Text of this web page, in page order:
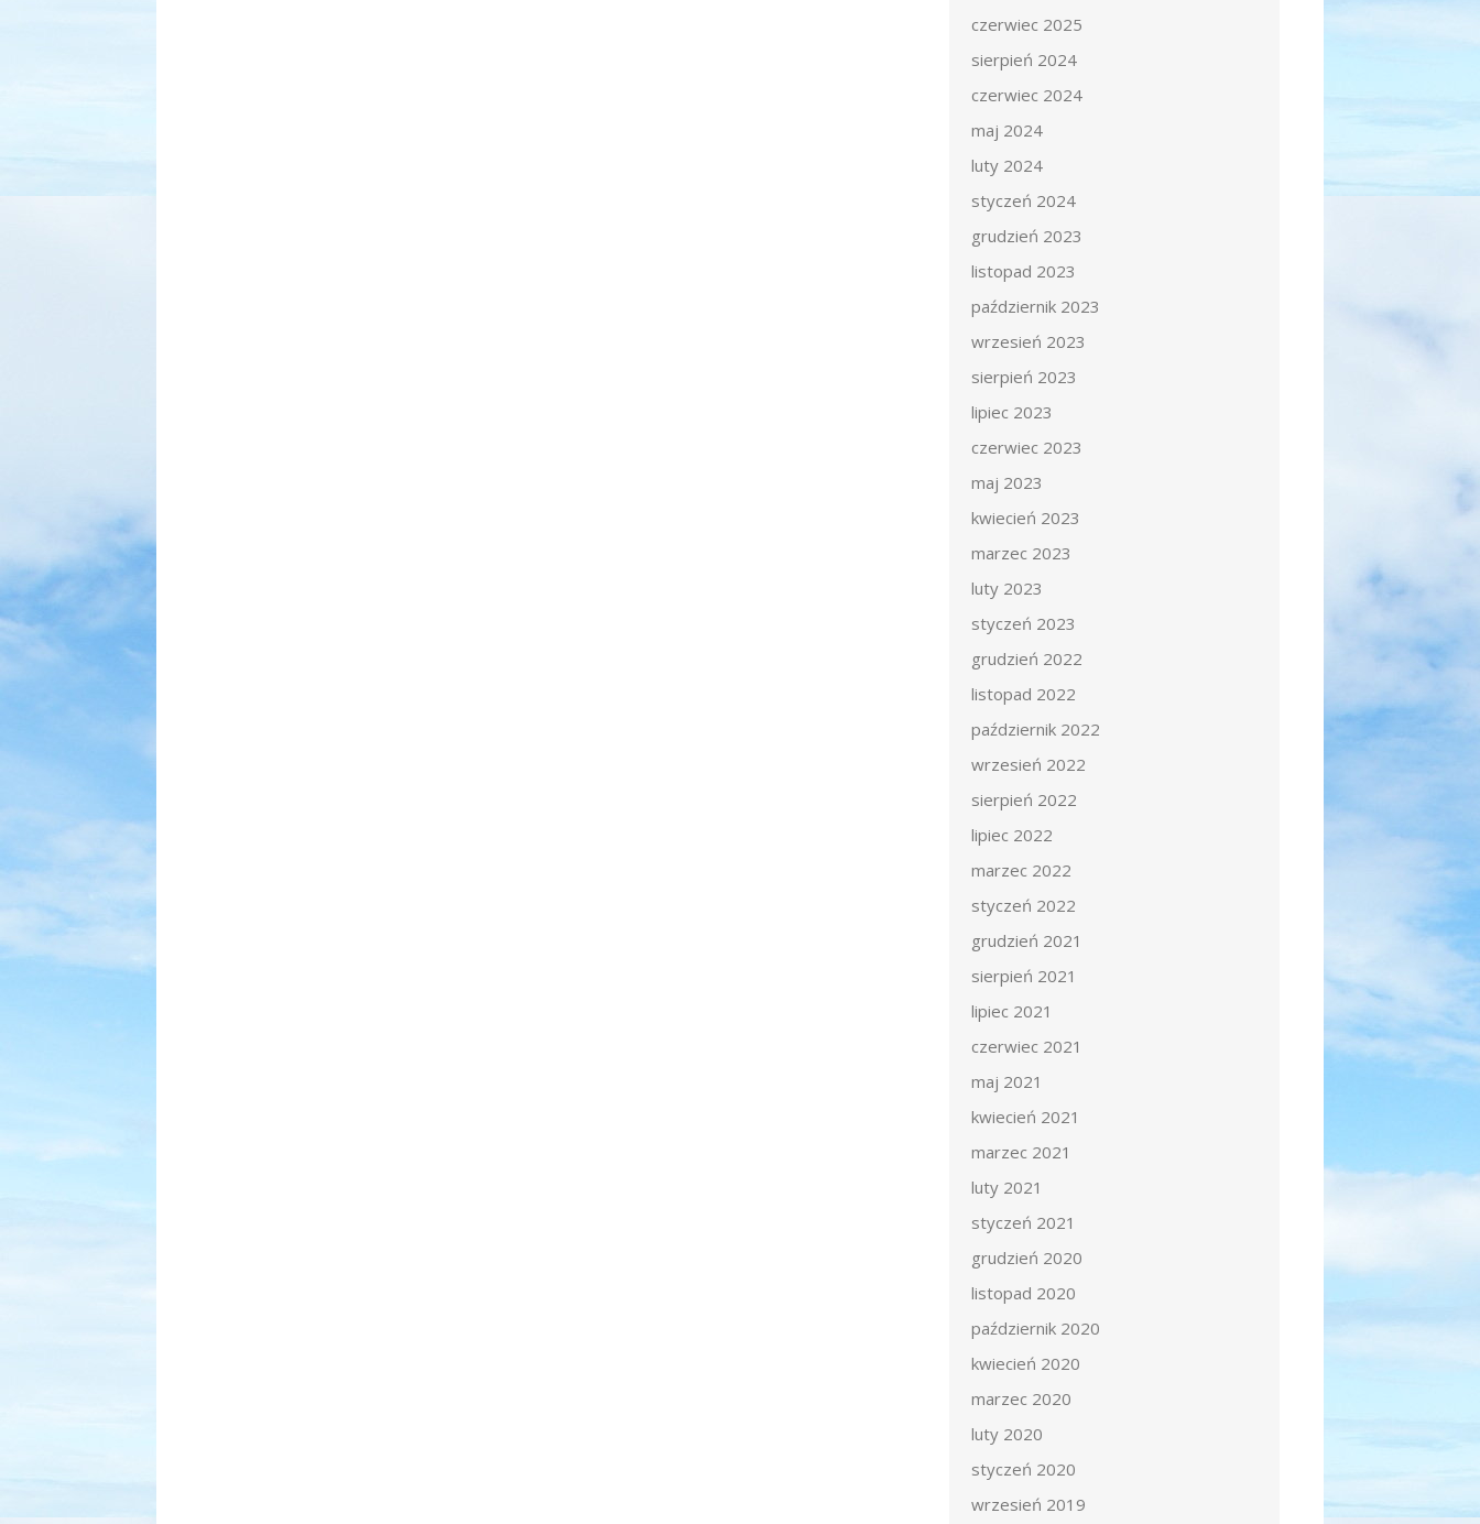
czerwiec 2025
sierpień 2024
czerwiec 2024
maj 2024
luty 2024
styczeń 2024
grudzień 2023
listopad 2023
październik 2023
wrzesień 2023
sierpień 2023
lipiec 2023
czerwiec 2023
maj 2023
kwiecień 2023
marzec 2023
luty 2023
styczeń 2023
grudzień 2022
listopad 2022
październik 2022
wrzesień 2022
sierpień 2022
lipiec 2022
marzec 2022
styczeń 2022
grudzień 2021
sierpień 2021
lipiec 2021
czerwiec 2021
maj 2021
kwiecień 2021
marzec 2021
luty 2021
styczeń 2021
grudzień 2020
listopad 2020
październik 2020
kwiecień 2020
marzec 2020
luty 2020
styczeń 2020
wrzesień 2019